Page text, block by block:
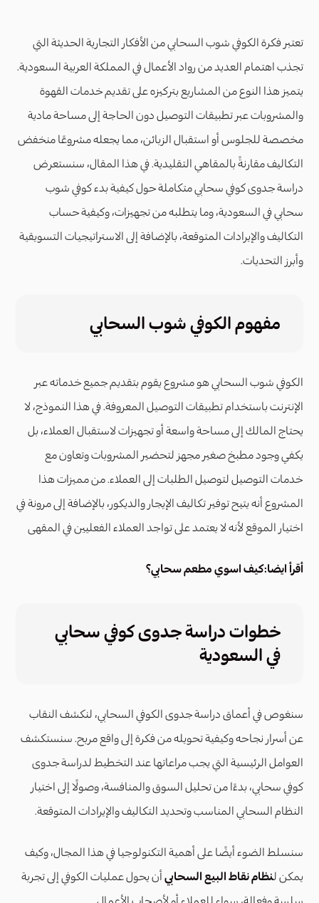
تعتبر فكرة الكوفي شوب السحابي من الأفكار التجارية الحديثة التي
تجذب اهتمام العديد من رواد الأعمال في المملكة العربية السعودية.
يتميز هذا النوع من المشاريع بتركيزه على تقديم خدمات القهوة
والمشروبات عبر تطبيقات التوصيل دون الحاجة إلى مساحة مادية
مخصصة للجلوس أو استقبال الزبائن، مما يجعله مشروعًا منخفض
التكاليف مقارنةً بالمقاهي التقليدية. في هذا المقال، سنستعرض
دراسة جدوى كوفي سحابي متكاملة حول كيفية بدء كوفي شوب
سحابي في السعودية، وما يتطلبه من تجهيزات، وكيفية حساب
التكاليف والإيرادات المتوقعة، بالإضافة إلى الاستراتيجيات التسويقية
وأبرز التحديات.
مفهوم الكوفي شوب السحابي
الكوفي شوب السحابي هو مشروع يقوم بتقديم جميع خدماته عبر
الإنترنت باستخدام تطبيقات التوصيل المعروفة. في هذا النموذج، لا
يحتاج المالك إلى مساحة واسعة أو تجهيزات لاستقبال العملاء، بل
يكفي وجود مطبخ صغير مجهز لتحضير المشروبات وتعاون مع
خدمات التوصيل لتوصيل الطلبات إلى العملاء. من مميزات هذا
المشروع أنه يتيح توفير تكاليف الإيجار والديكور، بالإضافة إلى مرونة في
اختيار الموقع لأنه لا يعتمد على تواجد العملاء الفعليين في المقهى
أقرأ ايضا:كيف اسوي مطعم سحابي؟
خطوات دراسة جدوى كوفي سحابي
في السعودية
سنغوص في أعماق دراسة جدوى الكوفي السحابي، لنكشف النقاب
عن أسرار نجاحه وكيفية تحويله من فكرة إلى واقع مربح. سنستكشف
العوامل الرئيسية التي يجب مراعاتها عند التخطيط لدراسة جدوى
كوفي سحابي، بدءًا من تحليل السوق والمنافسة، وصولًا إلى اختيار
النظام السحابي المناسب وتحديد التكاليف والإيرادات المتوقعة.
سنسلط الضوء أيضًا على أهمية التكنولوجيا في هذا المجال، وكيف
يمكن لنظام نقاط البيع السحابي أن يحول عمليات الكوفي إلى تجربة
سلسة وفعالة، سواء للعملاء أو لأصحاب الأعمال.